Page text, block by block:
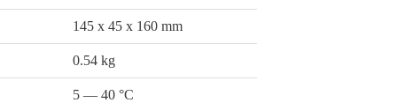
145 x 45 x 160 mm
0.54 kg
5 — 40 °C